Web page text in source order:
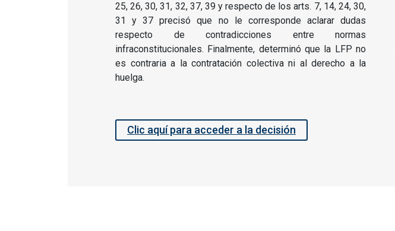
25, 26, 30, 31, 32, 37, 39 y respecto de los arts. 7, 14, 24, 30,
31 y 37 precisó que no le corresponde aclarar dudas
respecto de contradicciones entre normas
infraconstitucionales. Finalmente, determinó que la LFP no
es contraria a la contratación colectiva ni al derecho a la
huelga.
Clic aquí para acceder a la decisión